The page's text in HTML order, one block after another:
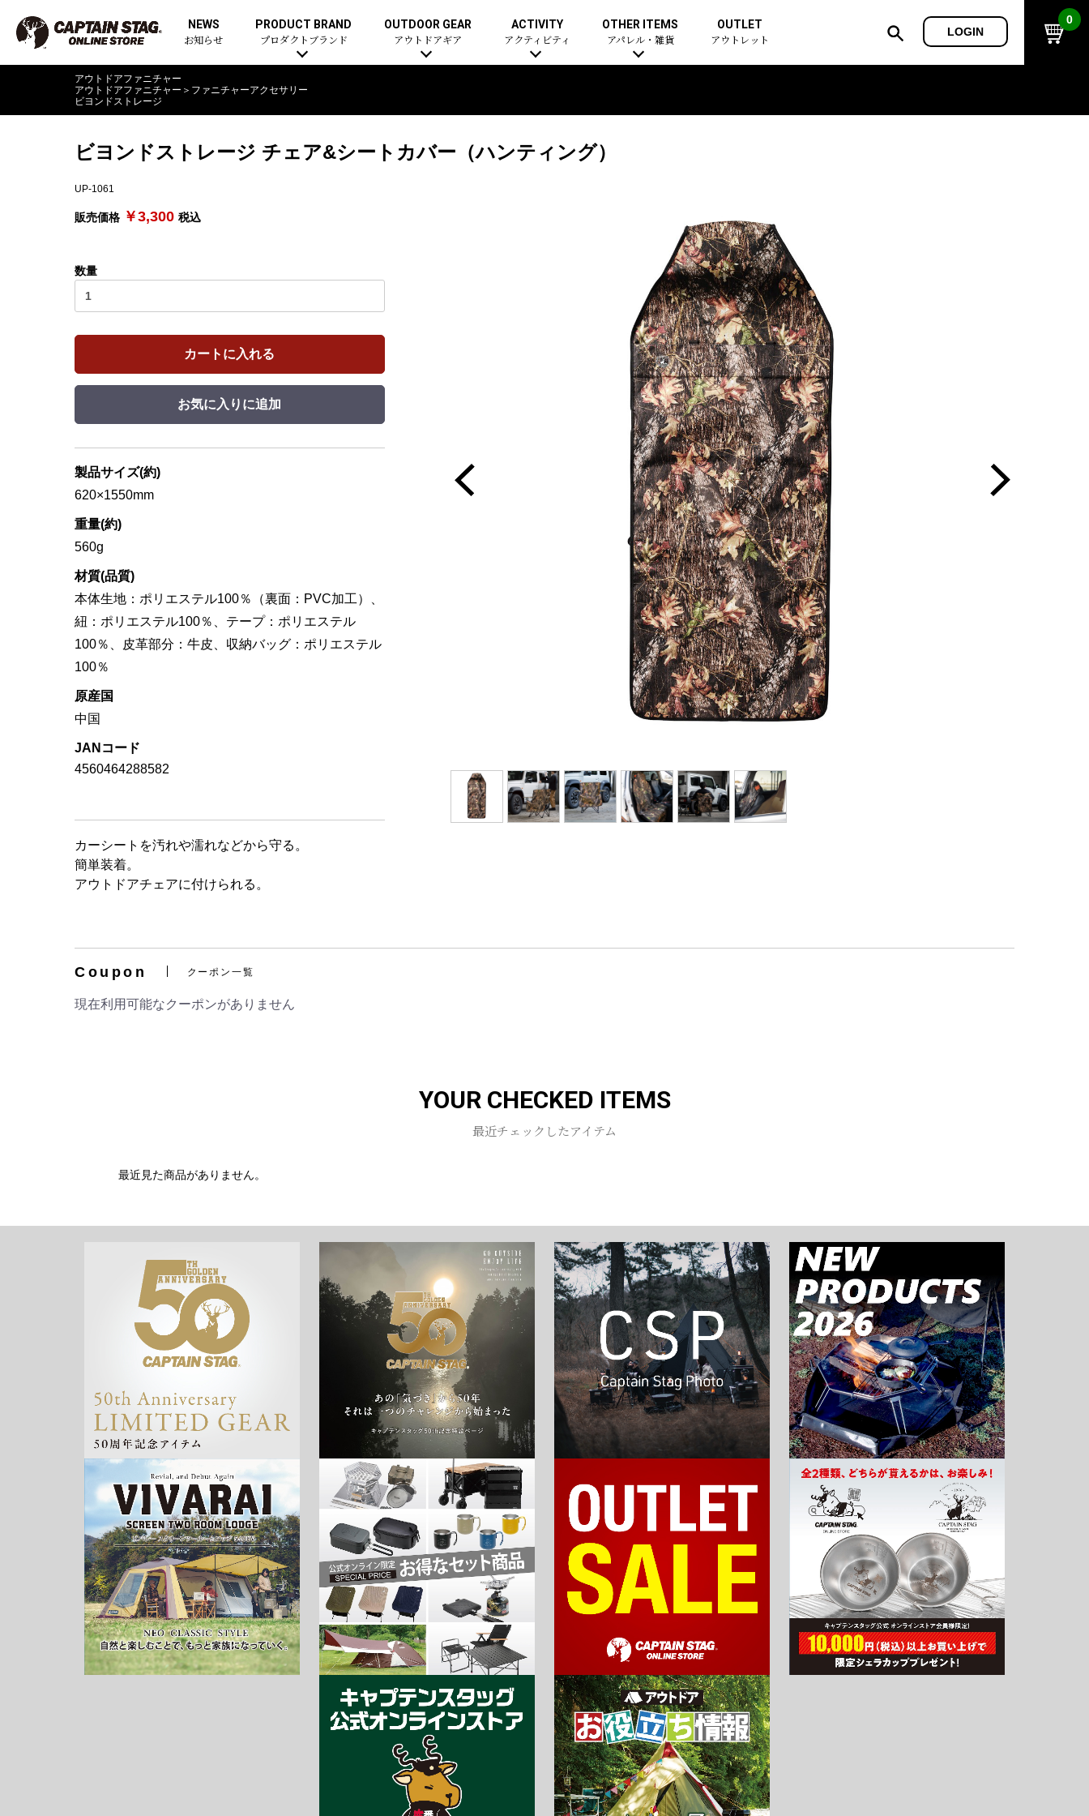
NEWS
お知らせ
PRODUCT BRAND
プロダクトブランド
OUTDOOR GEAR
アウトドアギア
ACTIVITY
アクティビティ
OTHER ITEMS
アパレル・雑貨
OUTLET
アウトレット
LOGIN
0
アウトドアファニチャー
アウトドアファニチャー ＞ ファニチャーアクセサリー
ビヨンドストレージ
ビヨンドストレージ チェア&シートカバー（ハンティング）
UP-1061
販売価格 ￥3,300 税込
数量
カートに入れる
お買い物を続ける カートへ進む
お気に入りに追加
製品サイズ(約)
620×1550mm
重量(約)
560g
材質(品質)
本体生地：ポリエステル100％（裏面：PVC加工）、
紐：ポリエステル100％、テープ：ポリエステル
100％、皮革部分：牛皮、収納バッグ：ポリエステル
100％
原産国
中国
JANコード
4560464288582
カーシートを汚れや濡れなどから守る。
簡単装着。
アウトドアチェアに付けられる。
Coupon クーポン一覧
現在利用可能なクーポンがありません
YOUR CHECKED ITEMS
最近チェックしたアイテム
最近見た商品がありません。